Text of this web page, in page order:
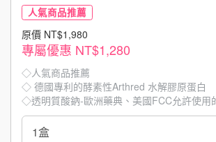
人氣商品推薦
原價 NT$1,980
專屬優惠 NT$1,280
◇人氣商品推薦
◇ 德國專利的酵素性Arthred 水解膠原蛋白
◇透明質酸鈉-歐洲藥典、美國FCC允許使用
◇ 6項專利認證的L-阿拉伯糖
◇ 效率保養就靠肽水潤，輕鬆做好全身保養!